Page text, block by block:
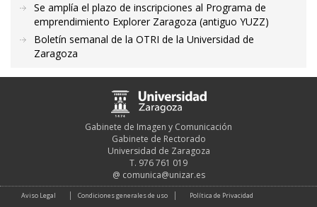
Se amplía el plazo de inscripciones al Programa de
emprendimiento Explorer Zaragoza (antiguo YUZZ)
Boletín semanal de la OTRI de la Universidad de
Zaragoza
Gabinete de Imagen y Comunicación
Gabinete de Rectorado
Universidad de Zaragoza
T. 976 761 019
@ comunica@unizar.es
Aviso Legal Condiciones generales de uso Política de Privacidad